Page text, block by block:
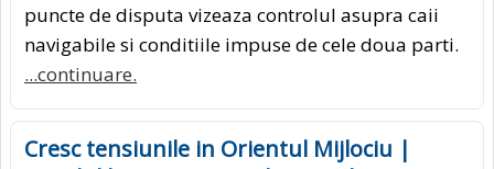
puncte de disputa vizeaza controlul asupra caii
navigabile si conditiile impuse de cele doua parti.
...continuare.
Cresc tensiunile in Orientul Mijlociu |